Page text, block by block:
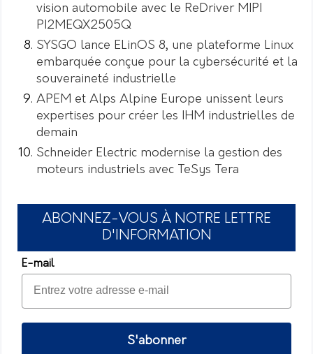
vision automobile avec le ReDriver MIPI
PI2MEQX2505Q
SYSGO lance ELinOS 8, une plateforme Linux
embarquée conçue pour la cybersécurité et la
souveraineté industrielle
APEM et Alps Alpine Europe unissent leurs
expertises pour créer les IHM industrielles de
demain
Schneider Electric modernise la gestion des
moteurs industriels avec TeSys Tera
ABONNEZ-VOUS À NOTRE LETTRE
D'INFORMATION
E-mail
S'abonner